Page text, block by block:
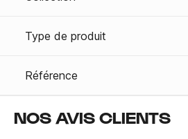
Type de produit
Référence
NOS AVIS CLIENTS